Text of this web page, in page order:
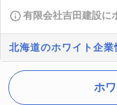
有限会社吉田建設に
北海道のホワイト企業
ホ